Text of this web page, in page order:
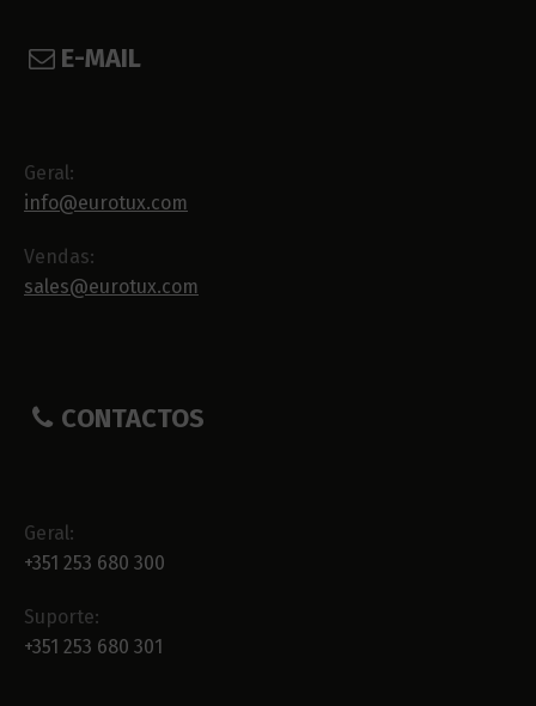
E-MAIL
Geral:
info@eurotux.com
Vendas:
sales@eurotux.com
CONTACTOS
Geral:
+351 253 680 300
Suporte:
+351 253 680 301